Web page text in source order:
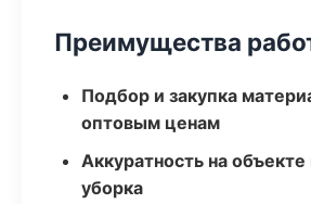
Преимущества
Подбор и закупка
оптовым ценам
Аккуратность на
уборка